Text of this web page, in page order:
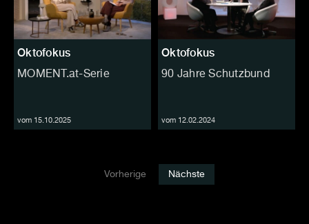
Oktofokus
MOMENT.at-Serie
vom 15.10.2025
Oktofokus
90 Jahre Schutzbund
vom 12.02.2024
Vorherige Nächste